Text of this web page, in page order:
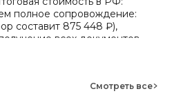
полное сопровождение:
составит 875 448 ₽),
всех документов.
логистики. Работаем и
Смотреть все